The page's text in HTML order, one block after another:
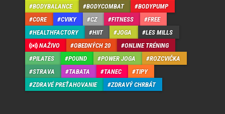
BODYBALANCE
BODYCOMBAT
BODYPUMP
CORE
CVIKY CZ FITNESS
FREE
HEALTHFACTORY
HIIT JOGA
LES MILLS
NAŽIVO
OBEDNÝCH 20
ONLINE TRÉNING
PILATES
POUND POWER JOGA
ROZCVIČKA
STRAVA
TABATA TANEC
TIPY
ZDRAVÉ PREŤAHOVANIE
ZDRAVÝ CHRBÁT